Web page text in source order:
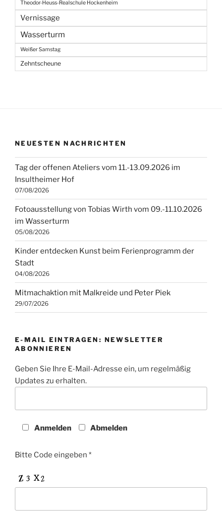
Theodor-Heuss-Realschule Hockenheim
Vernissage
Wasserturm
Weißer Samstag
Zehntscheune
NEUESTEN NACHRICHTEN
Tag der offenen Ateliers vom 11.-13.09.2026 im
Insultheimer Hof
07/08/2026
Fotoausstellung von Tobias Wirth vom 09.-11.10.2026
im Wasserturm
05/08/2026
Kinder entdecken Kunst beim Ferienprogramm der
Stadt
04/08/2026
Mitmachaktion mit Malkreide und Peter Piek
29/07/2026
E-MAIL EINTRAGEN: NEWSLETTER
ABONNIEREN
Geben Sie Ihre E-Mail-Adresse ein, um regelmäßig
Updates zu erhalten.
Anmelden Abmelden
Bitte Code eingeben *